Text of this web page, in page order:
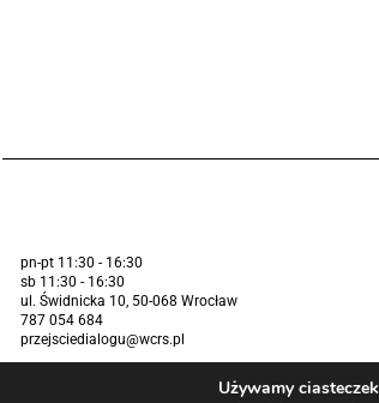
pn-pt 11:30 - 16:30
sb 11:30 - 16:30
ul. Świdnicka 10, 50-068 Wrocław
787 054 684
przejsciedialogu@wcrs.pl
Używamy